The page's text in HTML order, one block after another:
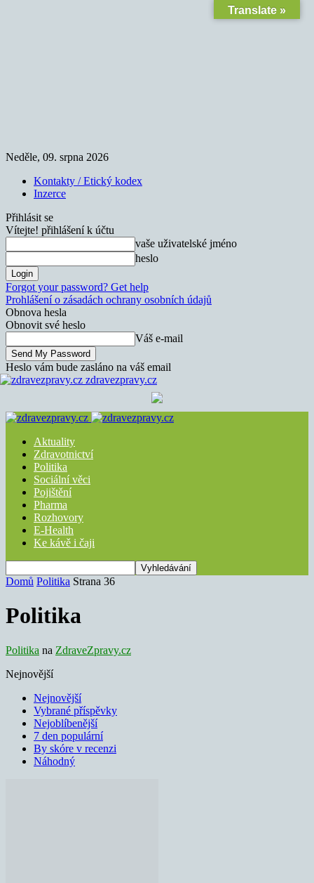
Neděle, 09. srpna 2026
Kontakty / Etický kodex
Inzerce
Přihlásit se
Vítejte! přihlášení k účtu
vaše uživatelské jméno
heslo
Forgot your password? Get help
Prohlášení o zásadách ochrany osobních údajů
Obnova hesla
Obnovit své heslo
Váš e-mail
Heslo vám bude zasláno na váš email
zdravezpravy.cz
Aktuality
Zdravotnictví
Politika
Sociální věci
Pojištění
Pharma
Rozhovory
E-Health
Ke kávě i čaji
Domů Politika Strana 36
Politika
Politika na ZdraveZpravy.cz
Nejnovější
Nejnovější
Vybrané příspěvky
Nejoblíbenější
7 den populární
By skóre v recenzi
Náhodný
Translate »